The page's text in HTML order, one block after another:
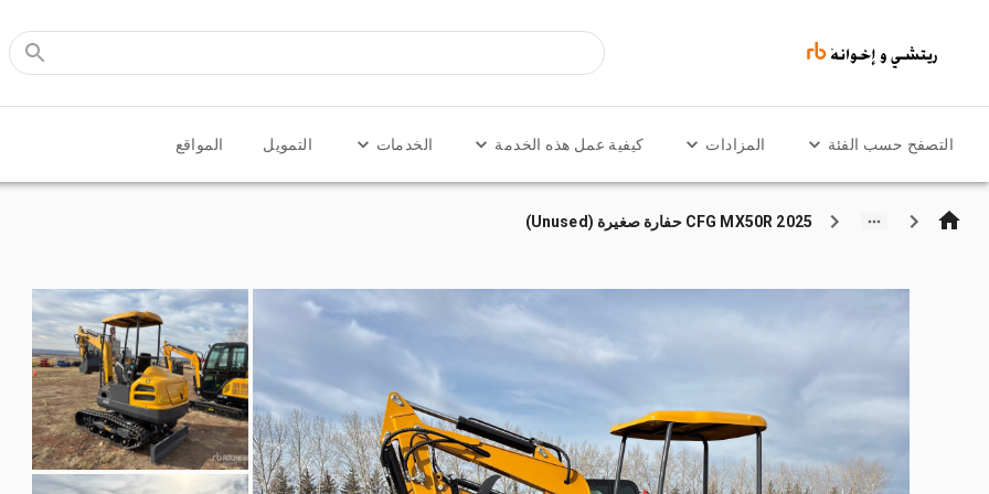
التصفح حسب الفئة المزادات كيفية عمل هذه الخدمة الخدمات التمويل المواقع
2025 CFG MX50R حفارة صغيرة (Unused)